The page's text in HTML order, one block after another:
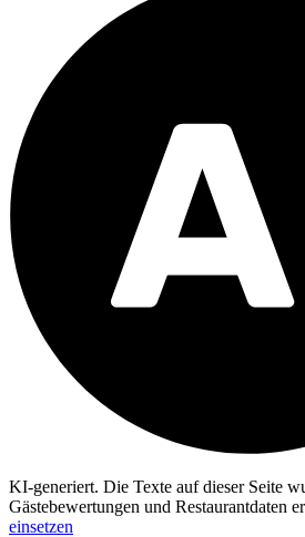
KI-generiert. Die Texte auf dieser Seite
Gästebewertungen und Restaurantdaten
einsetzen